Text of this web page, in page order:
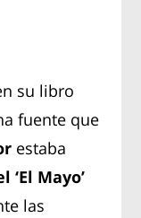
su libro
fuente que
estaba
‘El Mayo’
las